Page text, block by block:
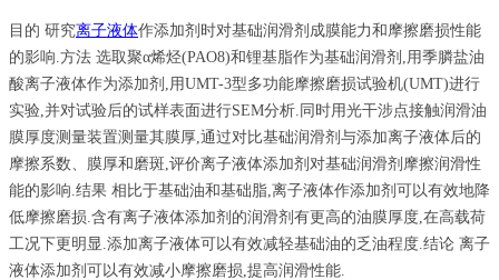
目的 研究离子液体作添加剂时对基础润滑剂成膜能力和摩擦磨损性能
的影响.方法 选取聚α烯烃(PAO8)和锂基脂作为基础润滑剂,用季膦盐油
酸离子液体作为添加剂,用UMT-3型多功能摩擦磨损试验机(UMT)进行
实验,并对试验后的试样表面进行SEM分析.同时用光干涉点接触润滑油
膜厚度测量装置测量其膜厚,通过对比基础润滑剂与添加离子液体后的
摩擦系数、膜厚和磨斑,评价离子液体添加剂对基础润滑剂摩擦润滑性
能的影响.结果 相比于基础油和基础脂,离子液体作添加剂可以有效地降
低摩擦磨损.含有离子液体添加剂的润滑剂有更高的油膜厚度,在高载荷
工况下更明显.添加离子液体可以有效减轻基础油的乏油程度.结论 离子
液体添加剂可以有效减小摩擦磨损,提高润滑性能.